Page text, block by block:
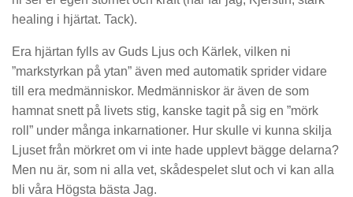
healing i hjärtat. Tack).
Era hjärtan fylls av Guds Ljus och Kärlek, vilken ni
”markstyrkan på ytan” även med automatik sprider vidare
till era medmänniskor. Medmänniskor är även de som
hamnat snett på livets stig, kanske tagit på sig en ”mörk
roll” under många inkarnationer. Hur skulle vi kunna skilja
Ljuset från mörkret om vi inte hade upplevt bägge delarna?
Men nu är, som ni alla vet, skådespelet slut och vi kan alla
bli våra Högsta bästa Jag.